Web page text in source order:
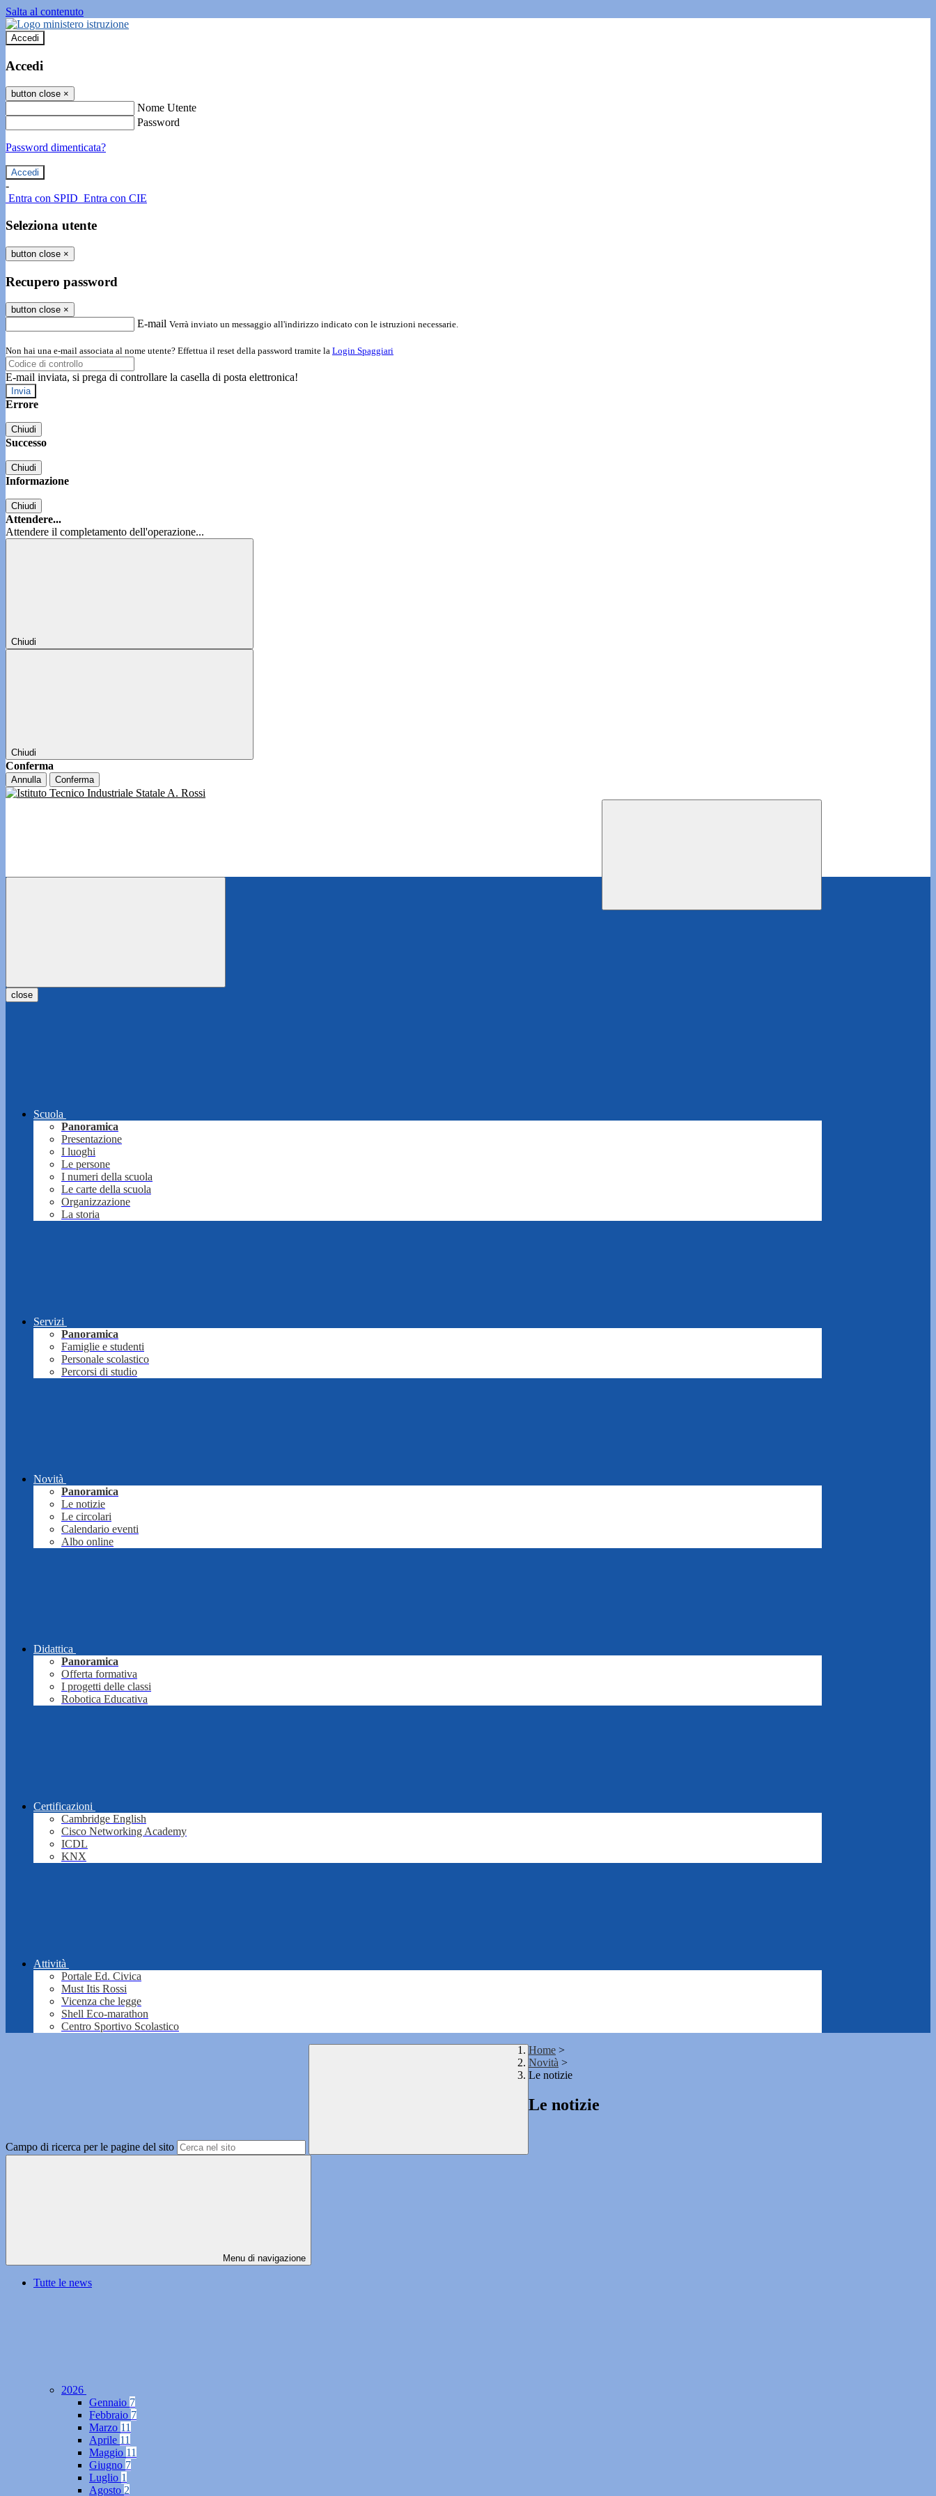
Salta al contenuto
Accedi
Accedi
button close ×
Nome Utente
Password
Password dimenticata?
-
Entra con SPID Entra con CIE
Seleziona utente
button close ×
Recupero password
button close ×
E-mail Verrà inviato un messaggio all'indirizzo indicato con le istruzioni necessarie.
Non hai una e-mail associata al nome utente? Effettua il reset della password tramite la Login Spaggiari
E-mail inviata, si prega di controllare la casella di posta elettronica!
Errore
Chiudi
Successo
Chiudi
Informazione
Chiudi
Attendere...
Attendere il completamento dell'operazione...
Chiudi
Chiudi
Conferma
Annulla Conferma
close
Scuola
Panoramica
Presentazione
I luoghi
Le persone
I numeri della scuola
Le carte della scuola
Organizzazione
La storia
Servizi
Panoramica
Famiglie e studenti
Personale scolastico
Percorsi di studio
Novità
Panoramica
Le notizie
Le circolari
Calendario eventi
Albo online
Didattica
Panoramica
Offerta formativa
I progetti delle classi
Robotica Educativa
Certificazioni
Cambridge English
Cisco Networking Academy
ICDL
KNX
Attività
Portale Ed. Civica
Must Itis Rossi
Vicenza che legge
Shell Eco-marathon
Centro Sportivo Scolastico
Campo di ricerca per le pagine del sito
Home >
Novità >
Le notizie
Le notizie
Menu di navigazione
Tutte le news
2026
Gennaio 7
Febbraio 7
Marzo 11
Aprile 11
Maggio 11
Giugno 7
Luglio 1
Agosto 2